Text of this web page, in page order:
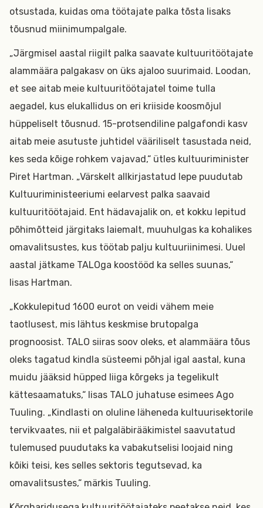
otsustada, kuidas oma töötajate palka tõsta lisaks
tõusnud miinimumpalgale.
„Järgmisel aastal riigilt palka saavate kultuuritöötajate
alammäära palgakasv on üks ajaloo suurimaid. Loodan,
et see aitab meie kultuuritöötajatel toime tulla
aegadel, kus elukallidus on eri kriiside koosmõjul
hüppeliselt tõusnud. 15-protsendiline palgafondi kasv
aitab meie asutuste juhtidel vääriliselt tasustada neid,
kes seda kõige rohkem vajavad,“ ütles kultuuriminister
Piret Hartman. „Värskelt allkirjastatud lepe puudutab
Kultuuriministeeriumi eelarvest palka saavaid
kultuuritöötajaid. Ent hädavajalik on, et kokku lepitud
põhimõtteid järgitaks laiemalt, muuhulgas ka kohalikes
omavalitsustes, kus töötab palju kultuuriinimesi. Uuel
aastal jätkame TALOga koostööd ka selles suunas,“
lisas Hartman.
„Kokkulepitud 1600 eurot on veidi vähem meie
taotlusest, mis lähtus keskmise brutopalga
prognoosist. TALO siiras soov oleks, et alammäära tõus
oleks tagatud kindla süsteemi põhjal igal aastal, kuna
muidu jääksid hüpped liiga kõrgeks ja tegelikult
kättesaamatuks,“ lisas TALO juhatuse esimees Ago
Tuuling. „Kindlasti on oluline läheneda kultuurisektorile
tervikvaates, nii et palgaläbirääkimistel saavutatud
tulemused puudutaks ka vabakutselisi loojaid ning
kõiki teisi, kes selles sektoris tegutsevad, ka
omavalitsustes,“ märkis Tuuling.